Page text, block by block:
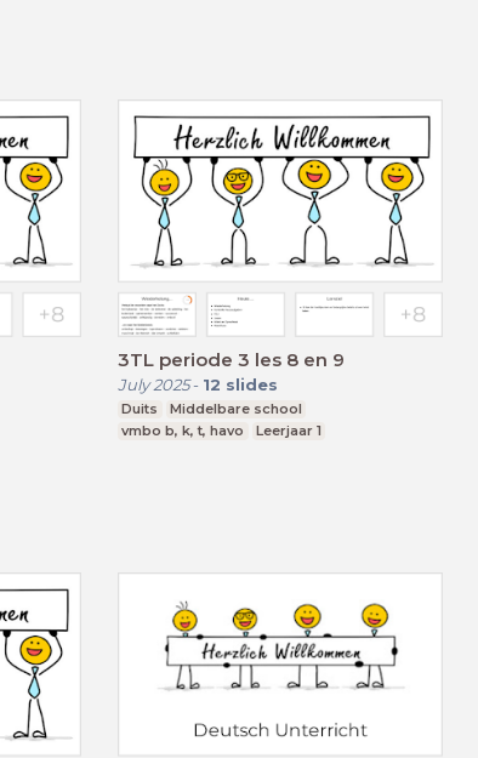
3TL periode 3 les 8 en 9
July 2025- 12 slides
Duits
Middelbare school
vmbo b, k, t, havo
Leerjaar 1